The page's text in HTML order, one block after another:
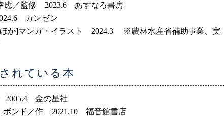
應／監修 2023.6 あすなろ書房
カンゼン
[ほか]マンガ・イラスト 2024.3 ※農林水産省補助事業、実
れている本
2005.4 金の星社
ボンド／作 2021.10 福音館書店